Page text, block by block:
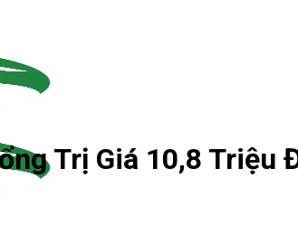
Trị Giá 10,8 Triệu